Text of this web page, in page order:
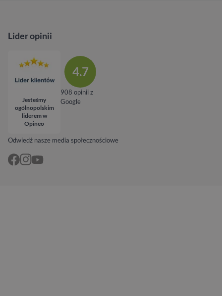
Odwiedź nasze media społecznościowe
Lider opinii
Jesteśmy
ogólnopolskim
liderem w
Opineo
4.7
908 opinii z
Google